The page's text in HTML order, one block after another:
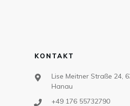
KONTAKT
Lise Meitner Straße 24,
Hanau
+49 176 55732790